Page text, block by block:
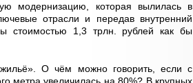
модернизацию, которая вылилась в
отрасли и передав внутренний
стоимостью 1,3 трлн. рублей как бы
О чём можно говорить, если с